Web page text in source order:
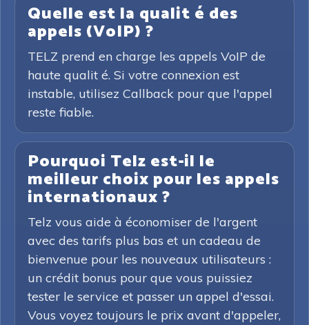
Quelle est la qualit é des
appels (VoIP) ?
TELZ prend en charge les appels VoIP de
haute qualit é. Si votre connexion est
instable, utilisez Callback pour que l'appel
reste fiable.
Pourquoi Telz est-il le
meilleur choix pour les appels
internationaux ?
Telz vous aide à économiser de l'argent
avec des tarifs plus bas et un cadeau de
bienvenue pour les nouveaux utilisateurs :
un crédit bonus pour que vous puissiez
tester le service et passer un appel d'essai.
Vous voyez toujours le prix avant d'appeler,